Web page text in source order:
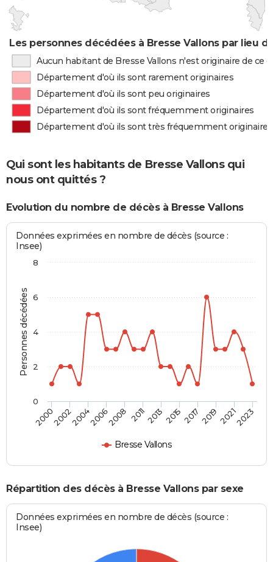
Les personnes décédées à Bresse Vallons par lieu
Aucun habitant de Bresse Vallons n'est originaire de ce
Département d'où ils sont rarement originaires
Département d'où ils sont peu originaires
Département d'où ils sont fréquemment originaires
Département d'où ils sont très fréquemment originaires
Qui sont les habitants de Bresse Vallons qui
nous ont quittés ?
Evolution du nombre de décès à Bresse Vallons
Personnes décédées
Données exprimées en nombre de décès (source :
Insee)
Bresse Vallons
20002002200420062008 2011201320152017201920212023
0
2
4
6
8
Répartition des décès à Bresse Vallons par sexe
Données exprimées en nombre de décès (source :
Insee)